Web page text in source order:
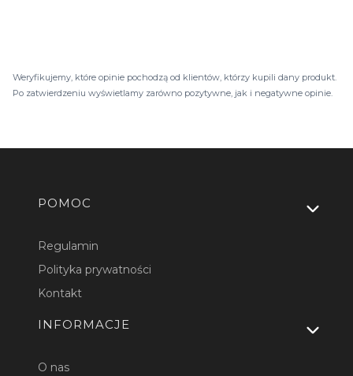
Weryfikujemy, które opinie pochodzą od klientów, którzy kupili dany produkt.
Po zatwierdzeniu wyświetlamy zarówno pozytywne, jak i negatywne opinie.
Linki w stopce
POMOC
Regulamin
Polityka prywatności
Kontakt
INFORMACJE
O nas